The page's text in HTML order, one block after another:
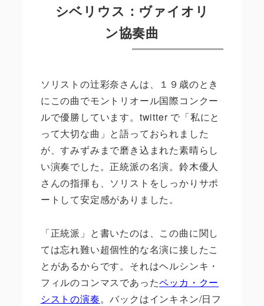
シベリウス：ヴァイオリ
ン協奏曲
ソリストの辻彩奈さんは、１９歳のとき
にこの曲でモントリオール国際コンクー
ルで優勝しています。 twitter で「私にと
って大切な曲」と語っておられました
が、すみずみまで磨き込まれた素晴らし
い演奏でした。正統派の名演。鈴木優人
さんの指揮も、ソリストをしっかりサポ
ートして安定感がありました。
「正統派」と書いたのは、この曲に関し
ては忘れ難い超個性的な名演に接したこ
とがあるからです。それはヘルシンキ・
フィルのコンマスであったペッカ・クー
シストの演奏。バックはインキネン/日フ